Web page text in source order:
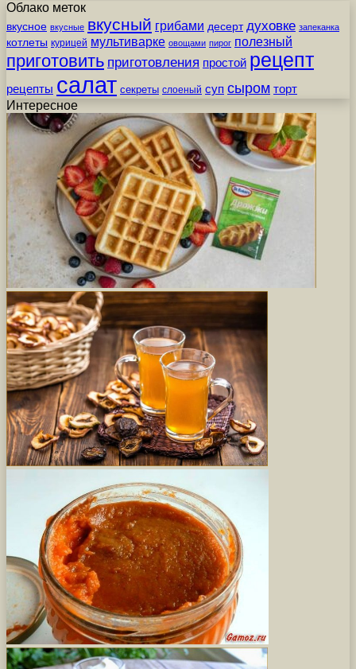
Облако меток
вкусное вкусные вкусный грибами десерт духовке запеканка
котлеты курицей мультиварке овощами пирог полезный
приготовить приготовления простой рецепт
рецепты салат секреты слоеный суп сыром торт
Интересное